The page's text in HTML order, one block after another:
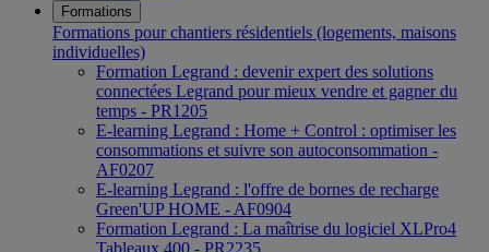
Formations
Formations pour chantiers résidentiels (logements, maisons
individuelles)
Formation Legrand : devenir expert des solutions
connectées Legrand pour mieux vendre et gagner du
temps - PR1205
E-learning Legrand : Home + Control : optimiser les
consommations et suivre son autoconsommation -
AF0207
E-learning Legrand : l'offre de bornes de recharge
Green'UP HOME - AF0904
Formation Legrand : La maîtrise du logiciel XLPro4
Tableaux 400 - PR2235